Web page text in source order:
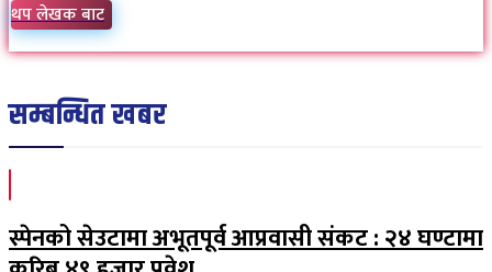
थप लेखक बाट
सम्बन्धित खबर
स्पेनको सेउटामा अभूतपूर्व आप्रवासी संकट : २४ घण्टामा